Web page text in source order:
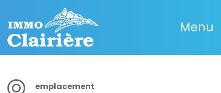
Menu
emplacement